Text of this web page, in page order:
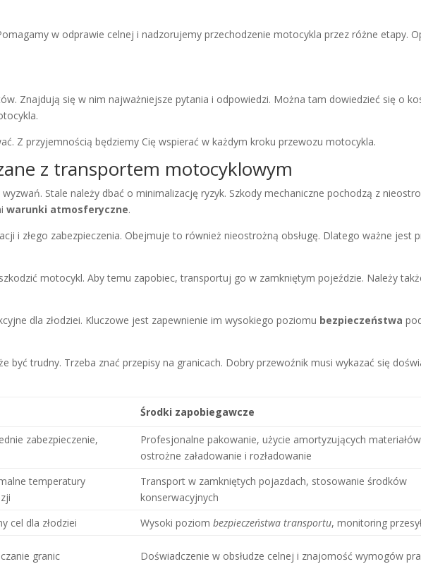
w odprawie celnej i nadzorujemy przechodzenie motocykla przez różne etapy.
Znajdują się w nim najważniejsze pytania i odpowiedzi. Można tam dowiedzieć się o
Z przyjemnością będziemy Cię wspierać w każdym kroku przewozu motocykla.
z transportem motocyklowym
Stale należy dbać o minimalizację ryzyk. Szkody mechaniczne pochodzą z
warunki atmosferyczne.
i złego zabezpieczenia. Obejmuje to również nieostrożną obsługę. Dlatego ważne jest
motocykl. Aby temu zapobiec, transportuj go w zamkniętym pojeździe. Należy
dla złodziei. Kluczowe jest zapewnienie im wysokiego poziomu bezpieczeństwa
być trudny. Trzeba znać przepisy na granicach. Dobry przewoźnik musi wykazać się
Środki zapobiegawcze
zabezpieczenie,
Profesjonalne pakowanie, użycie amortyzujących
ostrożne załadowanie i rozładowanie
temperatury
Transport w zamkniętych pojazdach, stosowanie środków
konserwacyjnych
cel dla złodziei Wysoki poziombezpieczeństwa transportu, monitoring
granic Doświadczenie w obsłudze celnej i znajomość wymogów